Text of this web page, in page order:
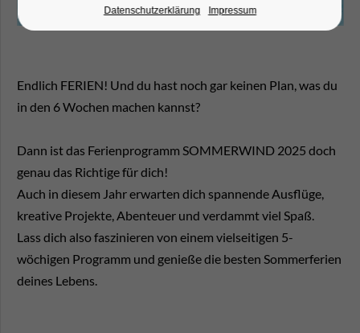
Endlich FERIEN! Und du hast noch gar keinen Plan, was du
in den 6 Wochen machen kannst?
Dann ist das Ferienprogramm SOMMERWIND 2025 doch
genau das Richtige für dich!
Auch in diesem Jahr erwarten dich spannende Ausflüge,
kreative Projekte, Abenteuer und verdammt viel Spaß.
Lass dich also faszinieren von einem vielseitigen 5-
wöchigen Programm und genieße die besten Sommerferien
deines Lebens.
Datenschutzerklärung Impressum